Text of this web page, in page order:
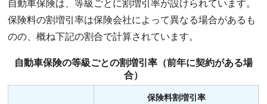
自動車保険は、等級ごとに割増引率が設けられています。
保険料の割増引率は保険会社によって異なる場合があるも
のの、概ね下記の割合で計算されています。
自動車保険の等級ごとの割増引率（前年に契約がある場
合）
保険料割増引率